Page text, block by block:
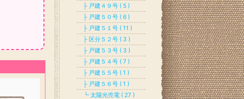
├ 戸建４９号 ( 5 )
├ 戸建５０号 ( 6 )
├ 戸建５１号 ( 11 )
├ 区分５２号 ( 3 )
├ 戸建５３号 ( 3 )
├ 戸建５４号 ( 7 )
├ 戸建５５号 ( 1 )
├ 戸建５６号 ( 1 )
┗ 太陽光売電 ( 27 )